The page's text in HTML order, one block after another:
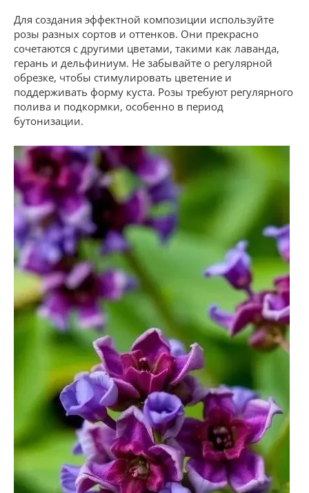
Для создания эффектной композиции используйте
розы разных сортов и оттенков. Они прекрасно
сочетаются с другими цветами, такими как лаванда,
герань и дельфиниум. Не забывайте о регулярной
обрезке, чтобы стимулировать цветение и
поддерживать форму куста. Розы требуют регулярного
полива и подкормки, особенно в период
бутонизации.